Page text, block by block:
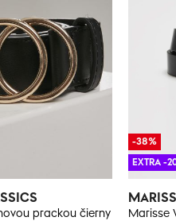
prackou čierny
-38%
EXTRA -